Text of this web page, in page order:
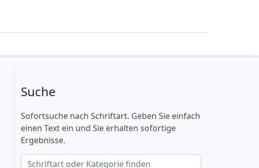
Suche
Sofortsuche nach Schriftart. Geben Sie einfach
einen Text ein und Sie erhalten sofortige
Ergebnisse.